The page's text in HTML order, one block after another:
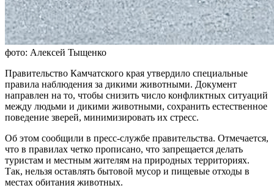
фото: Алексей Тыщенко
Правительство Камчатского края утвердило специальные
правила наблюдения за дикими животными. Документ
направлен на то, чтобы снизить число конфликтных ситуаций
между людьми и дикими животными, сохранить естественное
поведение зверей, минимизировать их стресс.
Об этом сообщили в пресс-службе правительства. Отмечается,
что в правилах четко прописано, что запрещается делать
туристам и местным жителям на природных территориях.
Так, нельзя оставлять бытовой мусор и пищевые отходы в
местах обитания животных.